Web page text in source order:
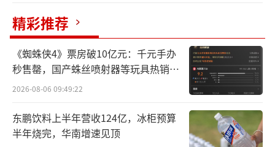
△宿迁湖滨社区居民做家务的同时采集具身数据
JoyEgoCam整机仅220克，内置推理单元
与车规级IMU，在居家、户外、产线等各类环
境下均可实现毫米级精准采集，动作记录自然
真实，且不干扰正常生活与生产。
精彩推荐
《蜘蛛侠4》票房破10亿元：千元手办
秒售罄，国产蛛丝喷射器等玩具热销海
外
2026-08-06 09:49:22
东鹏饮料上半年营收124亿，冰柜预算
半年烧完，华南增速见顶